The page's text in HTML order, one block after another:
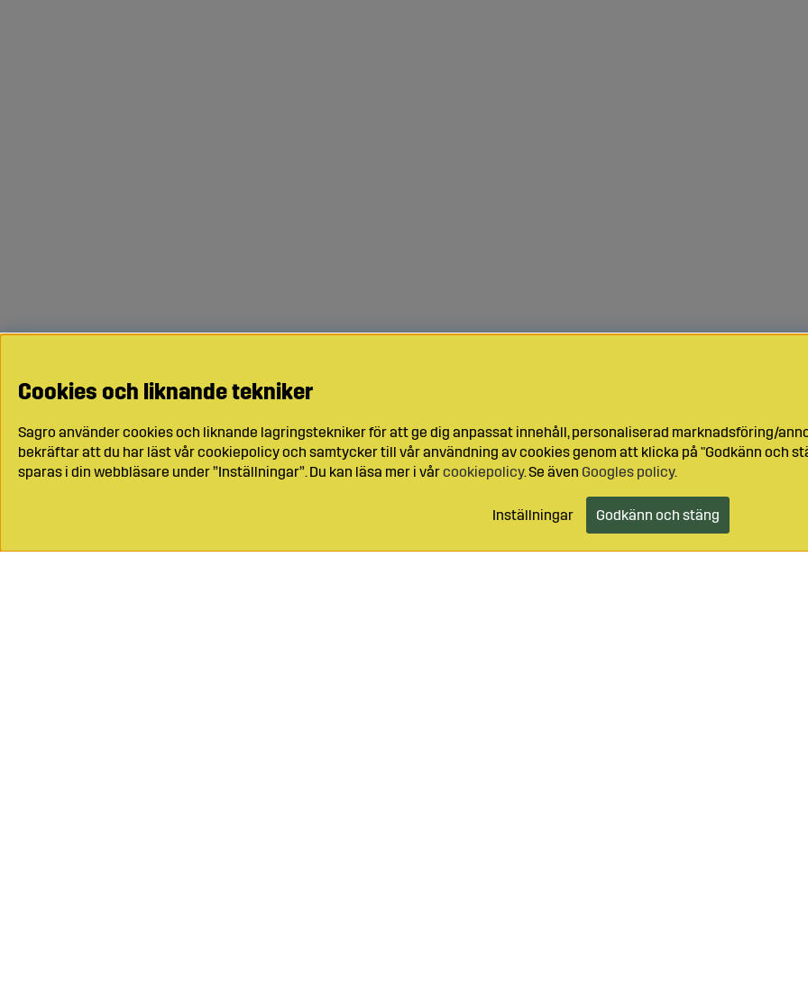
Cookies och liknande tekniker
Sagro använder cookies och liknande lagringstekniker för att ge dig anpassat innehåll, personaliserad marknadsföring/
bekräftar att du har läst vår cookiepolicy och samtycker till vår användning av cookies genom att klicka på "Godkänn och
sparas i din webbläsare under ”Inställningar”. Du kan läsa mer i vårcookiepolicy. Se även Googles policy.
Inställningar Godkänn och stäng